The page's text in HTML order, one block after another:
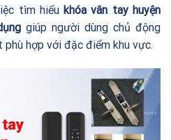
tìm hiểukhóa vân tay huyện
giúp người dùng chủ động
hợp với đặc điểm khu vực.